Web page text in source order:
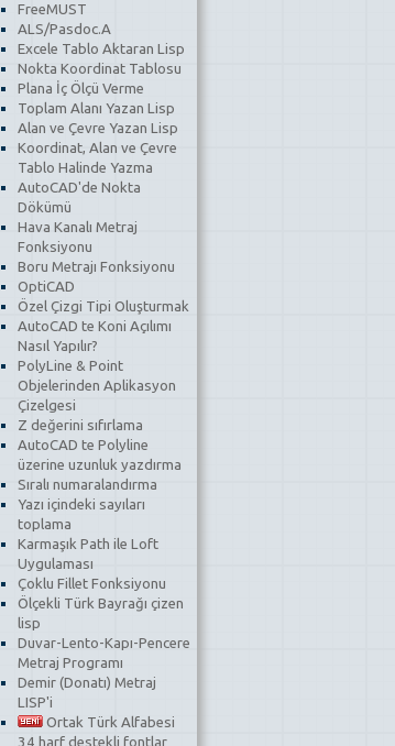
FreeMUST
ALS/Pasdoc.A
Excele Tablo Aktaran Lisp
Nokta Koordinat Tablosu
Plana İç Ölçü Verme
Toplam Alanı Yazan Lisp
Alan ve Çevre Yazan Lisp
Koordinat, Alan ve Çevre
Tablo Halinde Yazma
AutoCAD'de Nokta
Dökümü
Hava Kanalı Metraj
Fonksiyonu
Boru Metrajı Fonksiyonu
OptiCAD
Özel Çizgi Tipi Oluşturmak
AutoCAD te Koni Açılımı
Nasıl Yapılır?
PolyLine & Point
Objelerinden Aplikasyon
Çizelgesi
Z değerini sıfırlama
AutoCAD te Polyline
üzerine uzunluk yazdırma
Sıralı numaralandırma
Yazı içindeki sayıları
toplama
Karmaşık Path ile Loft
Uygulaması
Çoklu Fillet Fonksiyonu
Ölçekli Türk Bayrağı çizen
lisp
Duvar-Lento-Kapı-Pencere
Metraj Programı
Demir (Donatı) Metraj
LISP'i
Ortak Türk Alfabesi
34 harf destekli fontlar